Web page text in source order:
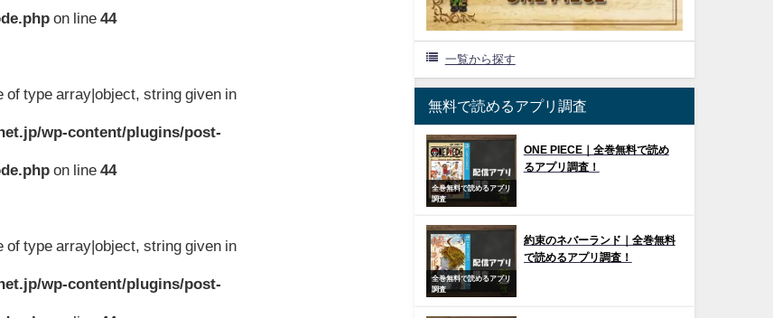
on line44
of type array|object, string given in
wp-content/plugins/post-
on line44
of type array|object, string given in
wp-content/plugins/post-
一覧から探す
無料で読めるアプリ調査
全巻無料で読めるアプリ
調査
ONE PIECE｜全巻無料で読め
るアプリ調査！
全巻無料で読めるアプリ
調査
約束のネバーランド｜全巻無料
で読めるアプリ調査！